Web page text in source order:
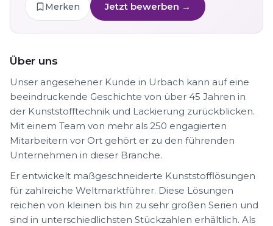
Merken Jetzt bewerben →
Über uns
Unser angesehener Kunde in Urbach kann auf eine
beeindruckende Geschichte von über 45 Jahren in
der Kunststofftechnik und Lackierung zurückblicken.
Mit einem Team von mehr als 250 engagierten
Mitarbeitern vor Ort gehört er zu den führenden
Unternehmen in dieser Branche.
Er entwickelt maßgeschneiderte Kunststofflösungen
für zahlreiche Weltmarktführer. Diese Lösungen
reichen von kleinen bis hin zu sehr großen Serien und
sind in unterschiedlichsten Stückzahlen erhältlich. Als